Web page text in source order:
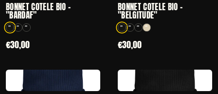
BONNET CÔTELÉ BIO -
"BARDAF"
3 coloris disponibles
€30,00
BONNET CÔTELÉ BIO -
"BELGITUDE"
4 coloris disponibles
€30,00
— BONNET CÔTELÉ BIO - "BITCOIN" — BONNET